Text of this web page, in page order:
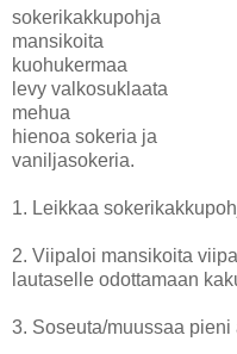
sokerikakkupohja
mansikoita
kuohukermaa
levy valkosuklaata
mehua
hienoa sokeria ja
vaniljasokeria.
1. Leikkaa
2. Viipaloi mansikoita
lautaselle odottamaan
3. Soseuta/muussaa